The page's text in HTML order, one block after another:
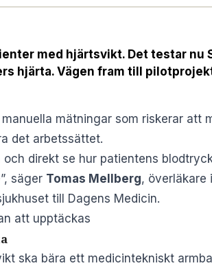
med hjärtsvikt. Det testar nu
hjärta. Vägen fram till
mätningar som riskerar att
det arbetssättet.
direkt se hur patientens
säger Tomas Mellberg, överläkare
till Dagens Medicin.
att upptäckas
ska bära ett medicintekniskt